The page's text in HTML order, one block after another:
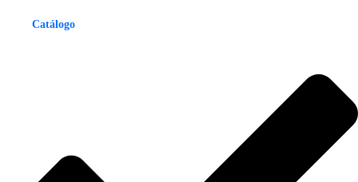
Catálogo